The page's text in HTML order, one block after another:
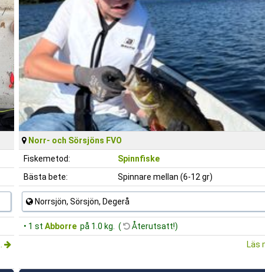
Norr- och Sörsjöns FVO
Fiskemetod:
Spinnfiske
Bästa bete:
Spinnare mellan (6-12 gr)
Norrsjön, Sörsjön, Degerå
• 1 st Abborre på 1.0 kg. (
Återutsatt!)
Läs